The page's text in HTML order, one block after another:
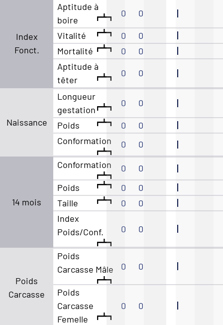
Index
Fonct.
Aptitude à
boire
0 0
Vitalité 0
0
Mortalité
0
0
Aptitude à
têter
0 0
Naissance
Longueur
gestation
0 0
Poids 0
0
Conformation
0 0
14 mois
Conformation 0
0
Poids
0
0
Taille
0
0
Index
Poids/Conf.
0 0
Poids
Carcasse
Poids
Carcasse Mâle
0 0
Poids
Carcasse
Femelle
0 0